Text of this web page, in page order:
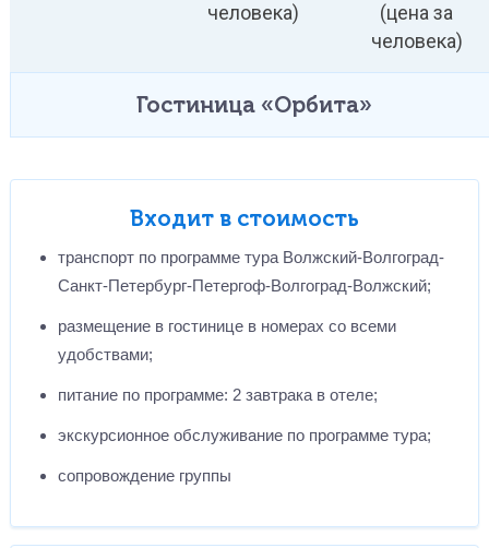
человека)
(цена за
человека)
Гостиница «Орбита»
Входит в стоимость
транспорт по программе тура Волжский-Волгоград-
Санкт-Петербург-Петергоф-Волгоград-Волжский;
размещение в гостинице в номерах со всеми
удобствами;
питание по программе: 2 завтрака в отеле;
экскурсионное обслуживание по программе тура;
сопровождение группы